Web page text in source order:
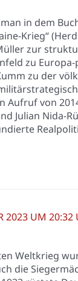
in dem
Krieg“
zur
zu
zu der
Auf­ruf von
Juli­an Nida-
2023 UM 20:32
Welt­krieg
die